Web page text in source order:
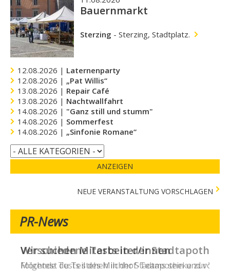
Bauernmarkt
Sterzing - Sterzing, Stadtplatz.
12.08.2026 | Laternenparty
12.08.2026 | „Pat Willis“
13.08.2026 | Repair Café
13.08.2026 | Nachtwallfahrt
14.08.2026 | "Ganz still und stumm"
14.08.2026 | Sommerfest
14.08.2026 | „Sinfonie Romane“
ANZEIGEN
NEUE VERANSTALTUNG VORSCHLAGEN
PR-News
Verschiedene Tests in der
Folgende Tests stehen in der Stadtapotheke zur